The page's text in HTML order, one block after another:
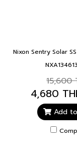
15,600
4,680
Add